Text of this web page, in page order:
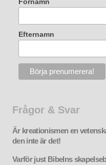
Efternamn
Frågor & Svar
Är kreationismen en
den inte är det!
Varför just Bibelns